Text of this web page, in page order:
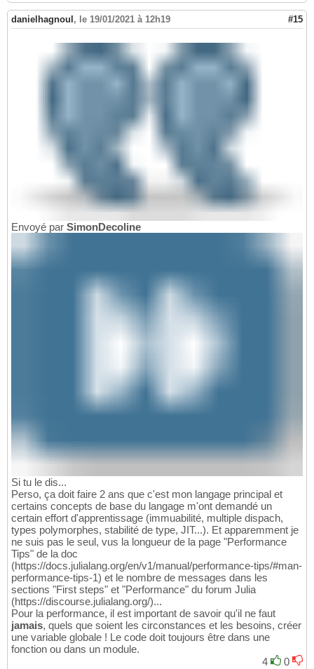
danielhagnoul , le 19/01/2021 à 12h19 #15
Envoyé par SimonDecoline
Si tu le dis...
Perso, ça doit faire 2 ans que c'est mon langage principal et
certains concepts de base du langage m'ont demandé un
certain effort d'apprentissage (immuabilité, multiple dispach,
types polymorphes, stabilité de type, JIT...). Et apparemment je
ne suis pas le seul, vus la longueur de la page "Performance
Tips" de la doc
(https://docs.julialang.org/en/v1/manual/performance-tips/#man-
performance-tips-1) et le nombre de messages dans les
sections "First steps" et "Performance" du forum Julia
(https://discourse.julialang.org/)...
Pour la performance, il est important de savoir qu'il ne faut
jamais, quels que soient les circonstances et les besoins, créer
une variable globale ! Le code doit toujours être dans une
fonction ou dans un module.
4
0